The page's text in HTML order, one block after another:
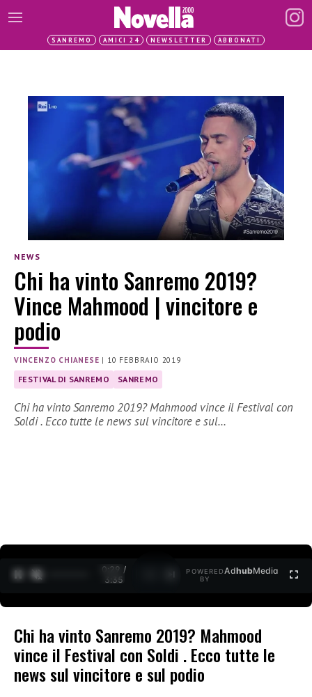
SANREMO AMICI 24 NEWSLETTER ABBONATI
NEWS
Chi ha vinto Sanremo 2019?
Vince Mahmood | vincitore e
podio
VINCENZO CHIANESE | 10 FEBBRAIO 2019
FESTIVAL DI SANREMO SANREMO
Chi ha vinto Sanremo 2019? Mahmood vince il Festival con
Soldi . Ecco tutte le news sul vincitore e sul…
0:30 /
3:35
POWERED
BY
AdhubMedia
Chi ha vinto Sanremo 2019? Mahmood
vince il Festival con Soldi . Ecco tutte le
news sul vincitore e sul podio